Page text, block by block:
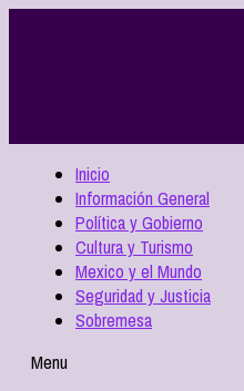
Inicio
Información General
Política y Gobierno
Cultura y Turismo
Mexico y el Mundo
Seguridad y Justicia
Sobremesa
Menu